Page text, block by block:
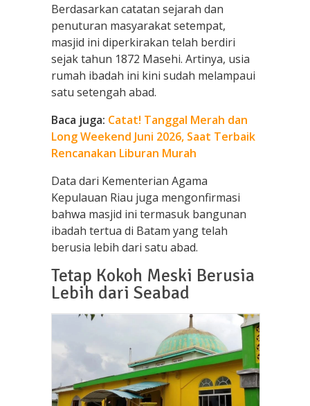
Berdasarkan catatan sejarah dan
penuturan masyarakat setempat,
masjid ini diperkirakan telah berdiri
sejak tahun 1872 Masehi. Artinya, usia
rumah ibadah ini kini sudah melampaui
satu setengah abad.
Baca juga: Catat! Tanggal Merah dan
Long Weekend Juni 2026, Saat Terbaik
Rencanakan Liburan Murah
Data dari Kementerian Agama
Kepulauan Riau juga mengonfirmasi
bahwa masjid ini termasuk bangunan
ibadah tertua di Batam yang telah
berusia lebih dari satu abad.
Tetap Kokoh Meski Berusia
Lebih dari Seabad